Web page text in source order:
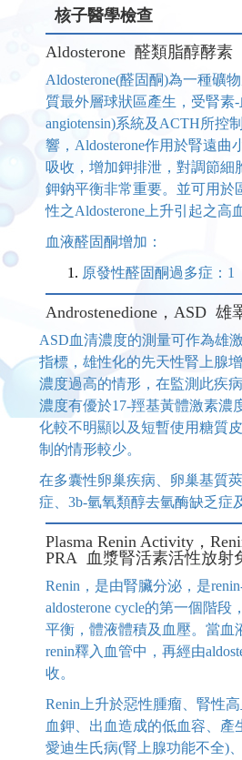
核子醫學檢查
Aldosterone 醛類脂醇酵素
Aldosterone(醛固酮)為一種礦
質最外層球狀區產生，受腎素
angiotensin)系統及ACTH所控
響，Aldosterone作用於腎遠曲
吸收，增加鉀排泄，對調節細
鉀鈉平衡非常重要。並可用於
性之Aldosterone上升引起之高
血液醛固酮增加：
原發性醛固酮過多症：1
Androstenedione，ASD 雄
ASD血清濃度的測量可作為雄
指標，雄性化的先天性腎上腺
濃度過高的情形，在監測此疾
濃度有優於17-羥基黃體激素濃
化較不明顯以及短暫使用糖質
制的情形較少。
在多囊性卵巢疾病、卵巢基質
症、3b-氫氧類醇去氫酶缺乏症
Plasma Renin Activity，
PRA 血漿腎活素活性放射
Renin，是由腎臟分泌，是
aldosterone cycle的第一個階
平衡，體液體積及血壓。當血
renin釋入血管中，再經由
收。
Renin上升於惡性腫瘤、腎性
血鉀、出血造成的低血容、產
愛迪生氏病(腎上腺功能不全)